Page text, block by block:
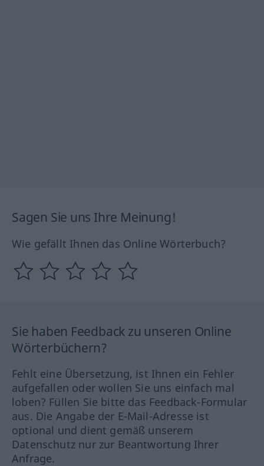
Sagen Sie uns Ihre Meinung!
Wie gefällt Ihnen das Online Wörterbuch?
Sie haben Feedback zu unseren Online
Wörterbüchern?
Fehlt eine Übersetzung, ist Ihnen ein Fehler
aufgefallen oder wollen Sie uns einfach mal
loben? Füllen Sie bitte das Feedback-Formular
aus. Die Angabe der E-Mail-Adresse ist
optional und dient gemäß unserem
Datenschutz nur zur Beantwortung Ihrer
Anfrage.